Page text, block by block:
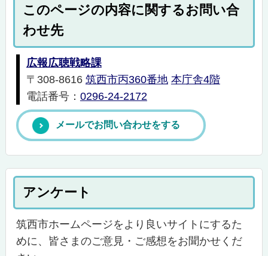
このページの内容に関するお問い合
わせ先
広報広聴戦略課
〒308-8616 筑西市丙360番地 本庁舎4階
電話番号： 0296-24-2172
メールでお問い合わせをする
アンケート
筑西市ホームページをより良いサイトにするた
めに、皆さまのご意見・ご感想をお聞かせくだ